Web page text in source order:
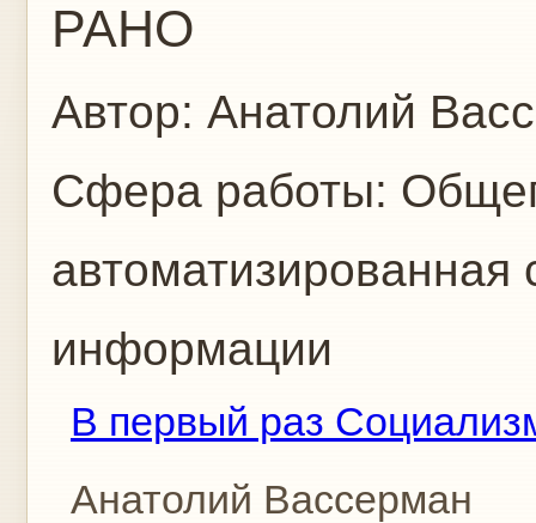
РАНО
Автор: Анатолий
Сфера работы:
автоматизированная
информации
В первый раз
Анатолий Вассерман